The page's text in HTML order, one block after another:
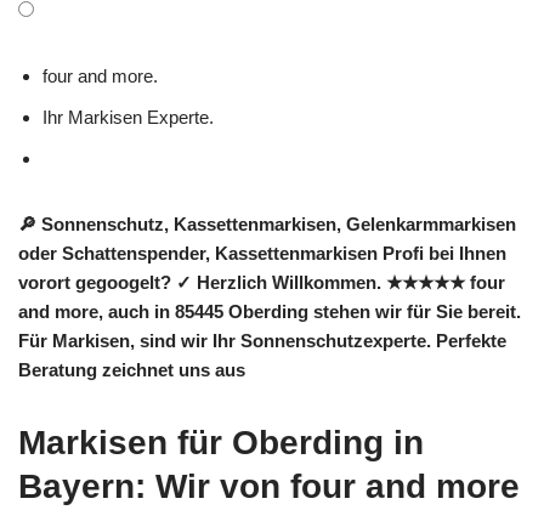
four and more.
Ihr Markisen Experte.
🔎 Sonnenschutz, Kassettenmarkisen, Gelenkarmmarkisen
oder Schattenspender, Kassettenmarkisen Profi bei Ihnen
vorort gegoogelt? ✓ Herzlich Willkommen. ★★★★★ four
and more, auch in 85445 Oberding stehen wir für Sie bereit.
Für Markisen, sind wir Ihr Sonnenschutzexperte. Perfekte
Beratung zeichnet uns aus
Markisen für Oberding in
Bayern: Wir von four and more